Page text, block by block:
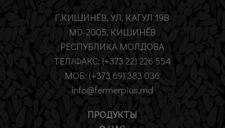
Г.КИШИНЁВ, УЛ. КАГУЛ 19B
MD-2005, КИШИНЁВ
РЕСПУБЛИКА МОЛДОВА
ТЕЛ/ФАКС: (+373 22) 226 554
МОБ: (+373 69) 383 036
info@fermerplus.md
ПРОДУКТЫ